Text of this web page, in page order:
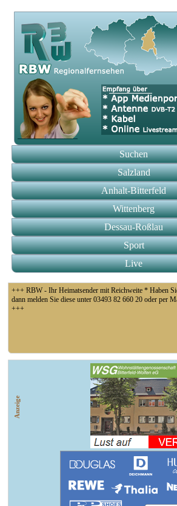
Suchen
Salzland
Anhalt-Bitterfeld
Wittenberg
Dessau-Roßlau
Sport
Live
+++ RBW - Ihr Heimatsender mit Reichweite * Haben
dann melden Sie diese unter 03493 82 660 20 oder per
+++
+++ Fußball Oberliga Süd 1. Spieltag: SG Union
Anzeige